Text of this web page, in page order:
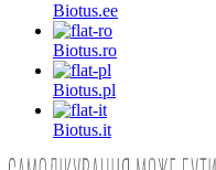
Biotus.ee
Biotus.ro
Biotus.pl
Biotus.it